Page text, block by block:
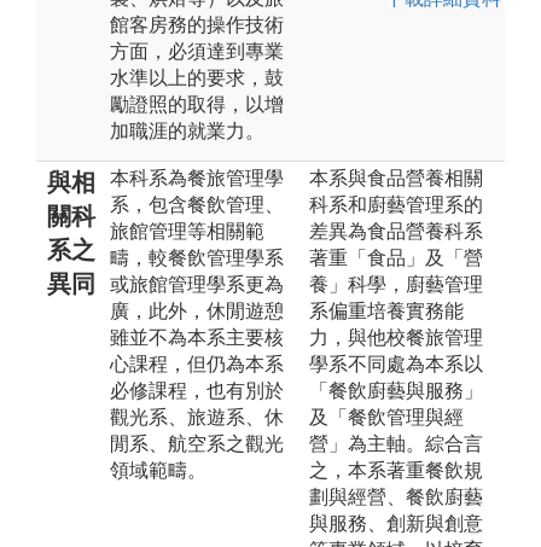
館客房務的操作技術
方面，必須達到專業
水準以上的要求，鼓
勵證照的取得，以增
加職涯的就業力。
與相
關科
系之
異同
本科系為餐旅管理學
系，包含餐飲管理、
旅館管理等相關範
疇，較餐飲管理學系
或旅館管理學系更為
廣，此外，休閒遊憩
雖並不為本系主要核
心課程，但仍為本系
必修課程，也有別於
觀光系、旅遊系、休
閒系、航空系之觀光
領域範疇。
本系與食品營養相關
科系和廚藝管理系的
差異為食品營養科系
著重「食品」及「營
養」科學，廚藝管理
系偏重培養實務能
力，與他校餐旅管理
學系不同處為本系以
「餐飲廚藝與服務」
及「餐飲管理與經
營」為主軸。綜合言
之，本系著重餐飲規
劃與經營、餐飲廚藝
與服務、創新與創意